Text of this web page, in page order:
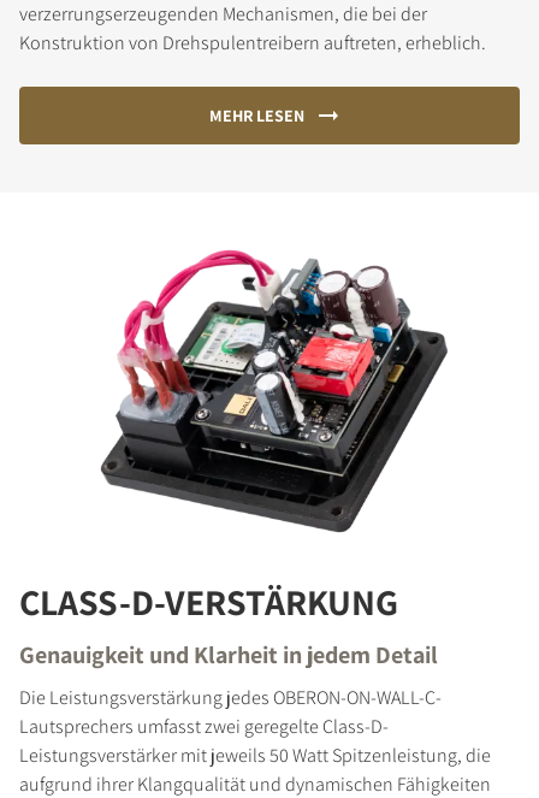
verzerrungserzeugenden Mechanismen, die bei der
Konstruktion von Drehspulentreibern auftreten, erheblich.
MEHR LESEN
CLASS-D-VERSTÄRKUNG
Genauigkeit und Klarheit in jedem Detail
Die Leistungsverstärkung jedes OBERON-ON-WALL-C-
Lautsprechers umfasst zwei geregelte Class-D-
Leistungsverstärker mit jeweils 50 Watt Spitzenleistung, die
aufgrund ihrer Klangqualität und dynamischen Fähigkeiten